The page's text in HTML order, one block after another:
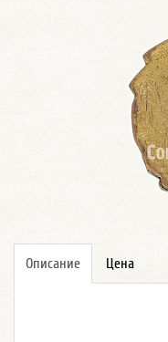
Описание Цена